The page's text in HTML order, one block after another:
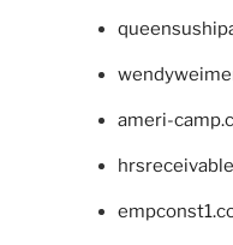
ameri-